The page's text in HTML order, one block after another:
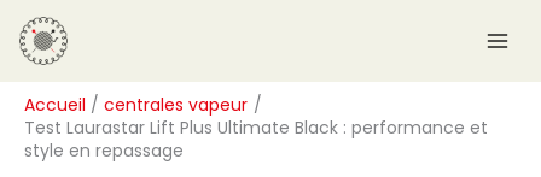
Aller
au
contenu
Accueil
centrales vapeur
Test Laurastar Lift Plus Ultimate Black : performance et
style en repassage
R
e
c
h
e